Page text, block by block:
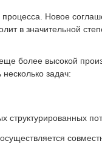
процесса. Новое
в значительной
более высокой
задач: